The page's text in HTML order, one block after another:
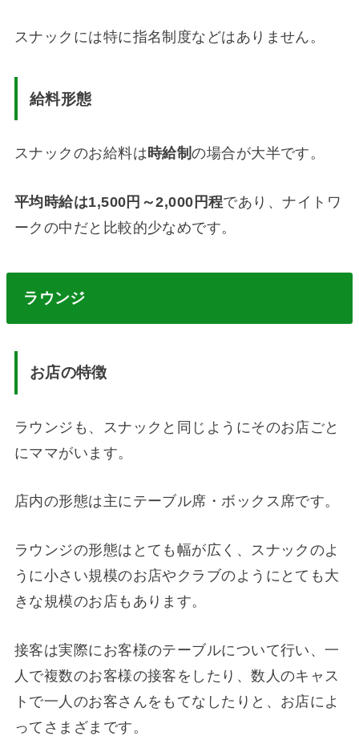
スナックには特に指名制度などはありません。
給料形態
スナックのお給料は時給制の場合が大半です。
平均時給は1,500 円～2,000 円程であり、ナイトワ
ークの中だと比較的少なめです。
ラウンジ
お店の特徴
ラウンジも、スナックと同じようにそのお店ごと
にママがいます。
店内の形態は主にテーブル席・ボックス席です。
ラウンジの形態はとても幅が広く、スナックのよ
うに小さい規模のお店やクラブのようにとても大
きな規模のお店もあります。
接客は実際にお客様のテーブルについて行い、一
人で複数のお客様の接客をしたり、数人のキャス
トで一人のお客さんをもてなしたりと、お店によ
ってさまざまです。